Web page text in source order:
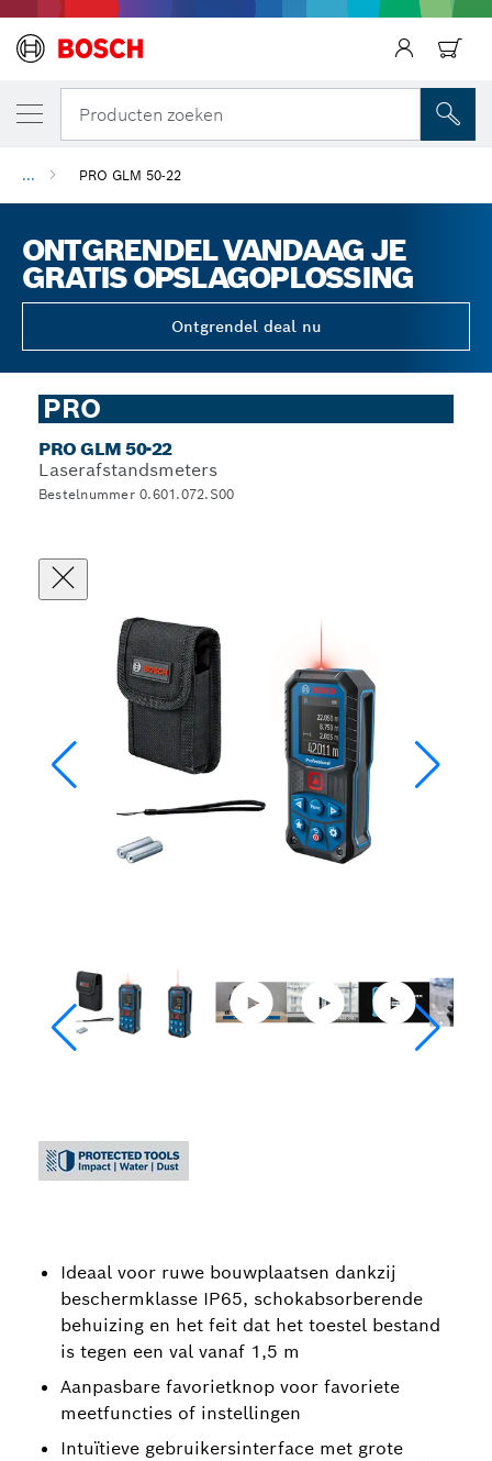
Producten zoeken
... PRO GLM 50-22
ONTGRENDEL VANDAAG JE
GRATIS OPSLAGOPLOSSING
Ontgrendel deal nu
PRO
PRO GLM 50-22
Laserafstandsmeters
Bestelnummer 0.601.072.S00
Ideaal voor ruwe bouwplaatsen dankzij
beschermklasse IP65, schokabsorberende
behuizing en het feit dat het toestel bestand
is tegen een val vanaf 1,5 m
Aanpasbare favorietknop voor favoriete
meetfuncties of instellingen
Intuïtieve gebruikersinterface met grote